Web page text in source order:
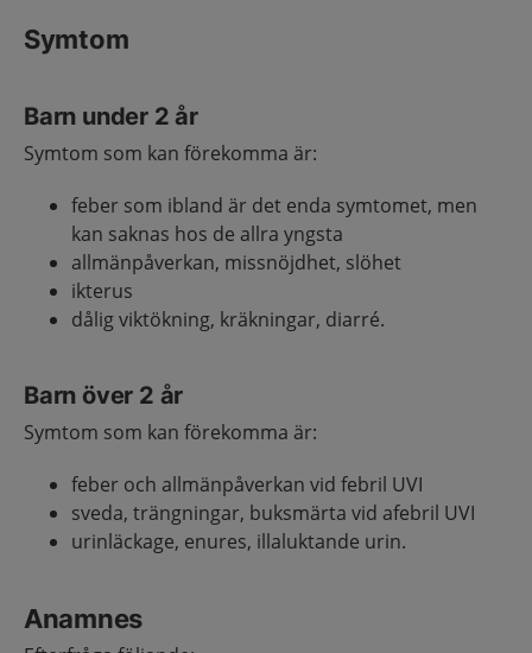
Symtom
Barn under 2 år
Symtom som kan förekomma är:
feber som ibland är det enda symtomet, men
kan saknas hos de allra yngsta
allmänpåverkan, missnöjdhet, slöhet
ikterus
dålig viktökning, kräkningar, diarré.
Barn över 2 år
Symtom som kan förekomma är:
feber och allmänpåverkan vid febril UVI
sveda, trängningar, buksmärta vid afebril UVI
urinläckage, enures, illaluktande urin.
Anamnes